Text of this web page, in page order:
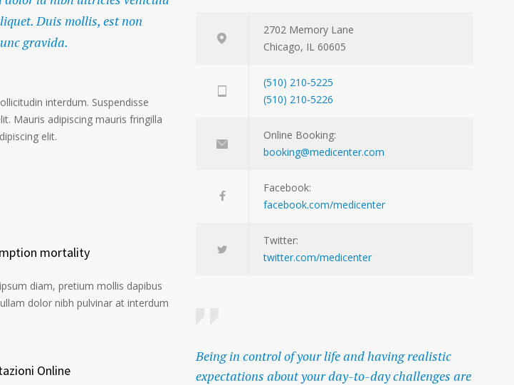
Duis mollis, est non
gravida.
interdum. Suspendisse
Mauris adipiscing mauris fringilla
elit.
mortality
diam, pretium mollis dapibus
dolor nibh pulvinar at interdum
Online
2702 Memory Lane
Chicago, IL 60605
(510) 210-5225
(510) 210-5226
Online Booking:
booking@medicenter.com
Facebook:
facebook.com/medicenter
Twitter:
twitter.com/medicenter
Being in control of your life and having realistic
expectations about your day-to-day challenges are